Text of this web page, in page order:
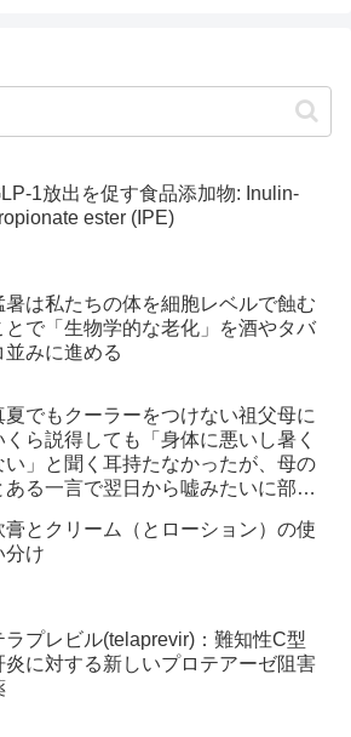
1放出を促す食品添加物: Inulin-
ester (IPE)
暑は私たちの体を細胞レベルで蝕む
とで「生物学的な老化」を酒やタバ
並みに進める
夏でもクーラーをつけない祖父母に
くら説得しても「身体に悪いし暑く
い」と聞く耳持たなかったが、母の
ある一言で翌日から嘘みたいに部屋
膏とクリーム（とローション）の使
分け
ラプレビル(telaprevir)：難知性C型
炎に対する新しいプロテアーゼ阻害